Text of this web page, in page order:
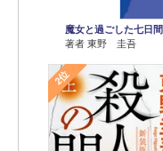
魔女と過ごした七日間
著者 東野 圭吾
2位